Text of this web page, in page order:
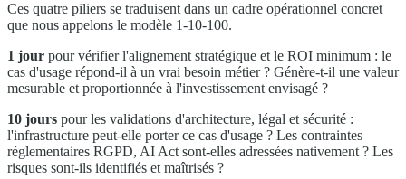
Ces quatre piliers se traduisent dans un cadre opérationnel concret
que nous appelons le modèle 1-10-100.
1 jour pour vérifier l'alignement stratégique et le ROI minimum : le
cas d'usage répond-il à un vrai besoin métier ? Génère-t-il une valeur
mesurable et proportionnée à l'investissement envisagé ?
10 jours pour les validations d'architecture, légal et sécurité :
l'infrastructure peut-elle porter ce cas d'usage ? Les contraintes
réglementaires RGPD, AI Act sont-elles adressées nativement ? Les
risques sont-ils identifiés et maîtrisés ?